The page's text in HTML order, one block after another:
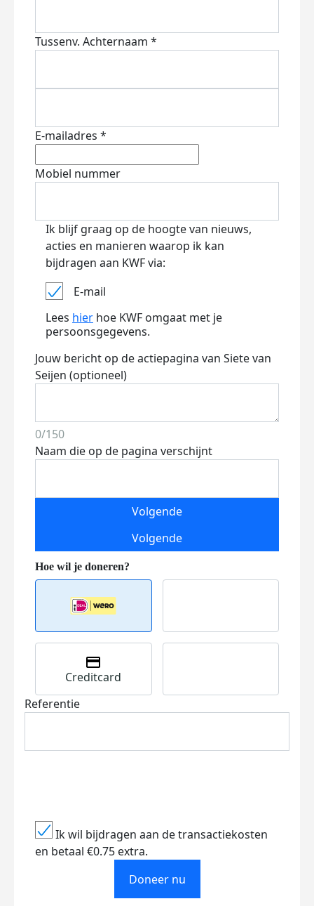
Tussenv. Achternaam *
E-mailadres *
Mobiel nummer
Ik blijf graag op de hoogte van nieuws,
acties en manieren waarop ik kan
bijdragen aan KWF via:
E-mail
Lees hier hoe KWF omgaat met je
persoonsgegevens.
Jouw bericht op de actiepagina van Siete van
Seijen (optioneel)
0/150
Naam die op de pagina verschijnt
Volgende
Volgende
Creditcard
Referentie
Ik wil bijdragen aan de transactiekosten
en betaal €0.75 extra.
Doneer nu